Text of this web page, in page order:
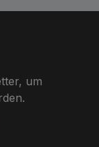
um